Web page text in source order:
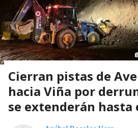
Cierran pistas de
hacia Viña por
se extenderán hasta